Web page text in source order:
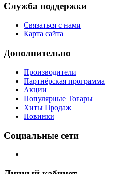
Служба поддержки
Связаться с нами
Карта сайта
Дополнительно
Производители
Партнёрская программа
Акции
Популярные Товары
Хиты Продаж
Новинки
Социальные сети